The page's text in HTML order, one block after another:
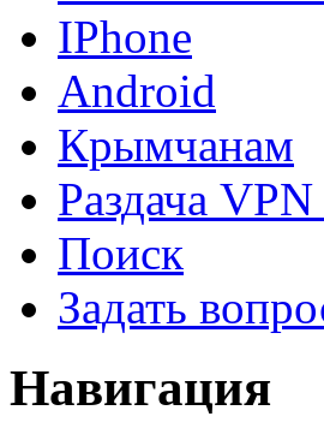
IPhone
Android
Крымчанам
Раздача
Поиск
Задать
Навигация